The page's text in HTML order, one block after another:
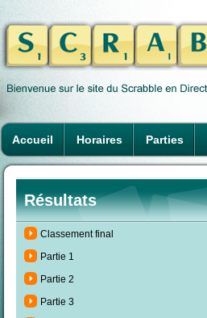
Accueil Horaires Parties
Résultats
Classement final
Partie 1
Partie 2
Partie 3